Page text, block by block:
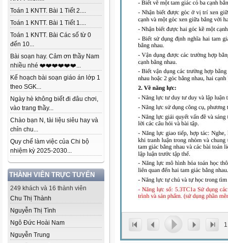
Toán 1 KNTT. Bài 1 Tiết 2....
Toán 1 KNTT. Bài 1 Tiết 1....
Toán 1 KNTT. Bài Các số từ 0
đến 10...
Bài soạn hay. Cảm ơn thầy Nam
nhiều nhé ❤️❤️❤️❤️❤️❤️...
Kế hoạch bài soạn giáo án lớp 1
theo SGK...
Ngày hè không biết đi đâu chơi,
vào trang thầy...
Chào bạn N, tài liệu siêu hay và
chỉn chu...
Quy chế làm việc của Chi bộ
nhiệm kỳ 2025-2030...
THÀNH VIÊN TRỰC TUYẾN
249 khách và 16 thành viên
Chu Thị Thành
Nguyễn Thị Tình
Ngô Đức Hoài Nam
Nguyễn Trung
1